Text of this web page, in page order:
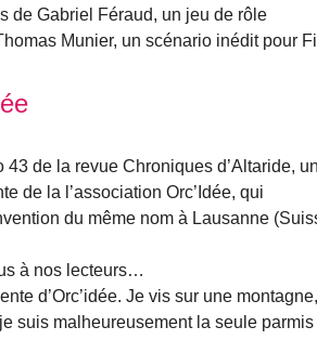
de Gabriel Féraud, un jeu de rôle
Munier, un scénario inédit pour
de la revue Chroniques d’Altaride,
de la l’association Orc’Idée, qui
du même nom à Lausanne
à nos lecteurs…
d’Orc’idée. Je vis sur une
suis malheureusement la seule